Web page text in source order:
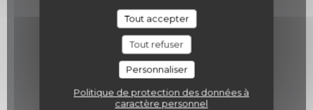
Tout accepter
Tout refuser
Personnaliser
Politique de protection des données à
caractère personnel
Métro
Opéra, Quatre-Septembre, Madeleine
Bus
95
Parking